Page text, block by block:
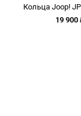
Кольца Joop!
19 900